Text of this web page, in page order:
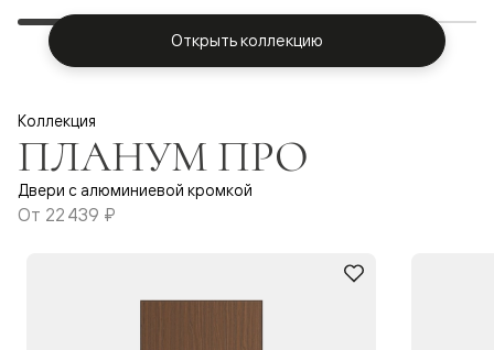
Открыть коллекцию
Коллекция
ПЛАНУМ ПРО
Двери с алюминиевой кромкой
От 22 439 ₽